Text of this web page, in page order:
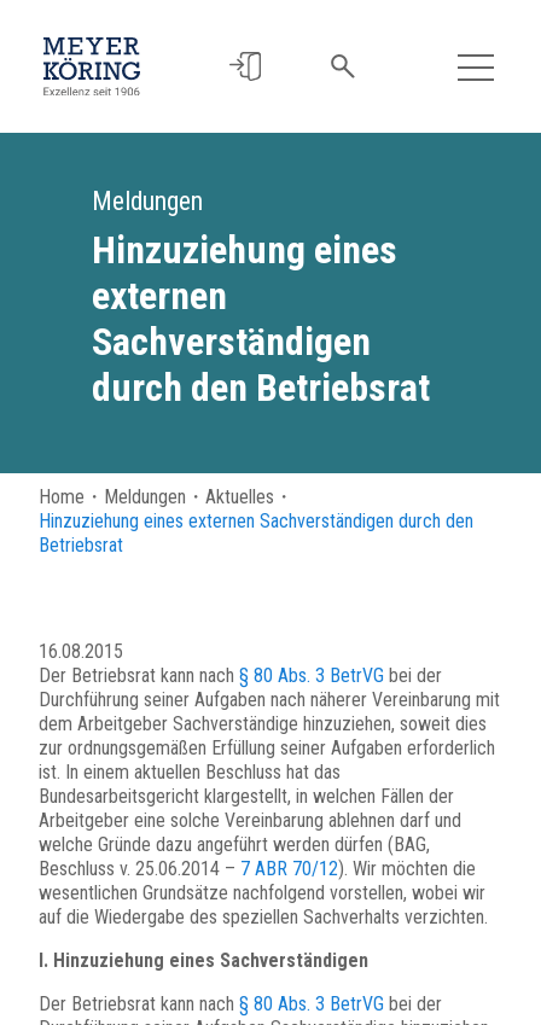
Meldungen
Hinzuziehung eines
externen
Sachverständigen
durch den Betriebsrat
Home ・ Meldungen ・ Aktuelles ・
Hinzuziehung eines externen Sachverständigen durch den
Betriebsrat
16.08.2015
Der Betriebsrat kann nach § 80 Abs. 3 BetrVG bei der
Durchführung seiner Aufgaben nach näherer Vereinbarung mit
dem Arbeitgeber Sachverständige hinzuziehen, soweit dies
zur ordnungsgemäßen Erfüllung seiner Aufgaben erforderlich
ist. In einem aktuellen Beschluss hat das
Bundesarbeitsgericht klargestellt, in welchen Fällen der
Arbeitgeber eine solche Vereinbarung ablehnen darf und
welche Gründe dazu angeführt werden dürfen (BAG,
Beschluss v. 25.06.2014 – 7 ABR 70/12). Wir möchten die
wesentlichen Grundsätze nachfolgend vorstellen, wobei wir
auf die Wiedergabe des speziellen Sachverhalts verzichten.
I. Hinzuziehung eines Sachverständigen
Der Betriebsrat kann nach § 80 Abs. 3 BetrVG bei der